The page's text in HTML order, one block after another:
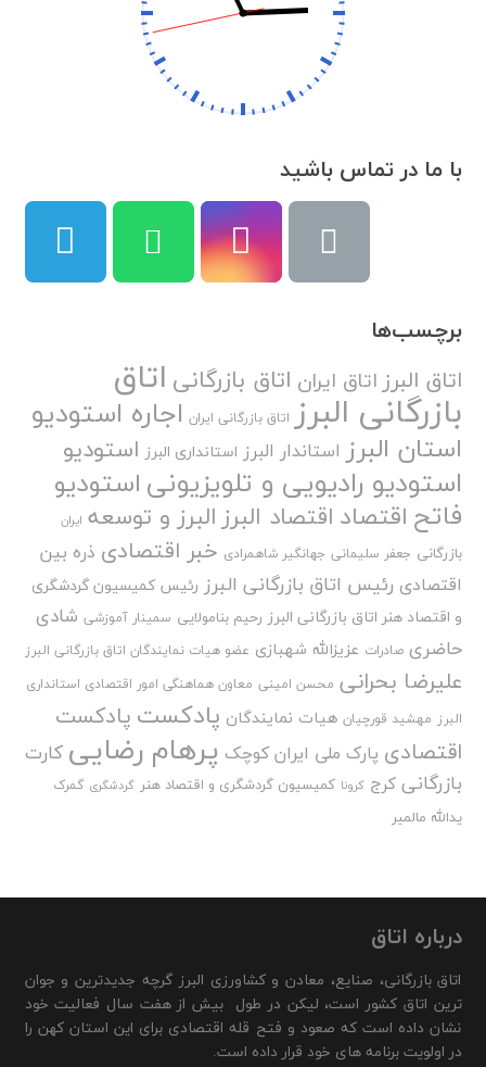
با ما در تماس باشید
برچسب‌ها
اتاق البرز اتاق ایران اتاق بازرگانی اتاق
بازرگانی البرز اتاق بازرگانی ایران اجاره استودیو
استان البرز استاندار البرز استانداری البرز استودیو
استودیو رادیویی و تلویزیونیاستودیو
فاتح اقتصاد اقتصاد البرزالبرز و توسعه ایران
بازرگانی جعفر سلیمانی جهانگیر شاهمرادی خبر اقتصادی ذره بین
اقتصادی رئیس اتاق بازرگانی البرز رئیس کمیسیون گردشگری
و اقتصاد هنر اتاق بازرگانی البرز رحیم بنامولایی سمینار آموزشی شادی
حاضری صادرات عزیزالله شهبازی عضو هیات نمایندگان اتاق بازرگانی البرز
علیرضا بحرانی محسن امینی معاون هماهنگی امور اقتصادی استانداری
البرز مهشید قورچیان هیات نمایندگان پادکست پادکست
اقتصادی پارک ملی ایران کوچک پرهام رضایی کارت
بازرگانی کرج کرونا کمیسیون گردشگری و اقتصاد هنر گردشگری گمرک
یدالله مالمیر
درباره اتاق
اتاق بازرگانی، صنایع، معادن و کشاورزی البرز گرچه جدیدترین و جوان
ترین اتاق کشور است، لیکن در طول بیش از هفت سال فعالیت خود
نشان داده است که صعود و فتح قله اقتصادی برای این استان کهن را
در اولویت برنامه های خود قرار داده است.